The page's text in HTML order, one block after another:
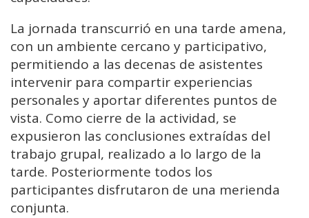
La jornada transcurrió en una tarde amena,
con un ambiente cercano y participativo,
permitiendo a las decenas de asistentes
intervenir para compartir experiencias
personales y aportar diferentes puntos de
vista. Como cierre de la actividad, se
expusieron las conclusiones extraídas del
trabajo grupal, realizado a lo largo de la
tarde. Posteriormente todos los
participantes disfrutaron de una merienda
conjunta.